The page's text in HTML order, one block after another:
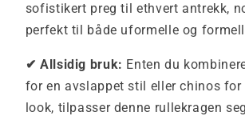
sofistikert preg til ethvert antrekk,
perfekt til både uformelle og
✔ Allsidig bruk: Enten du
for en avslappet stil eller chinos for
look, tilpasser denne rullekragen